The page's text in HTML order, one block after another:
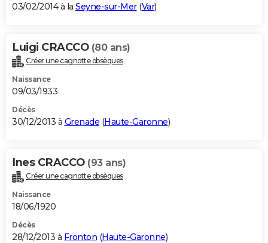
03/02/2014 à la Seyne-sur-Mer(Var)
Luigi CRACCO (80 ans)
Créer une cagnotte obsèques
Naissance
09/03/1933
Décès
30/12/2013 à Grenade (Haute-Garonne)
Ines CRACCO (93 ans)
Créer une cagnotte obsèques
Naissance
18/06/1920
Décès
28/12/2013 à Fronton (Haute-Garonne)